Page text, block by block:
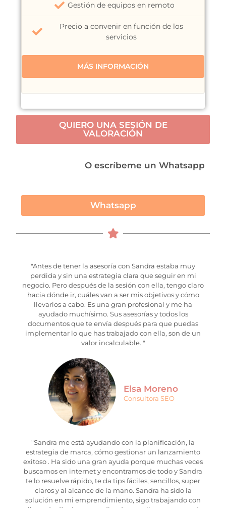
Gestión de equipos en remoto
Precio a convenir en función de los
servicios
MÁS INFORMACIÓN
QUIERO UNA SESIÓN DE
VALORACIÓN
O escríbeme un Whatsapp
Whatsapp
"Antes de tener la asesoría con Sandra estaba muy
perdida y sin una estrategia clara que seguir en mi
negocio. Pero después de la sesión con ella, tengo claro
hacia dónde ir, cuáles van a ser mis objetivos y cómo
llevarlos a cabo. Es una gran profesional y me ha
ayudado muchísimo. Sus asesorías y todos los
documentos que te envía después para que puedas
implementar lo que has trabajado con ella, son de un
valor incalculable. "
Elsa Moreno
Consultora SEO
"Sandra me está ayudando con la planificación, la
estrategia de marca, cómo gestionar un lanzamiento
exitoso . Ha sido una gran ayuda porque muchas veces
buscamos en internet y encontramos de todo y Sandra
te lo resuelve rápido, te da tips fáciles, sencillos, super
claros y al alcance de la mano. Sandra ha sido la
solución en mi emprendimiento, sigo trabajando con